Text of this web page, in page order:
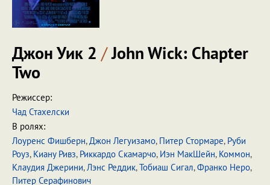
Джон Уик 2 /John Wick: Chapter
Two
Режиссер:
Чад Стахелски
В ролях:
Лоуренс Фишберн,Джон Легуизамо, Питер Стормаре, Руби
Роуз, Киану Ривз, Риккардо Скамарчо, Иэн МакШейн, Коммон,
Клаудия Джерини,Лэнс Реддик,Тобиаш Сигал,Франко Неро,
Питер Серафинович